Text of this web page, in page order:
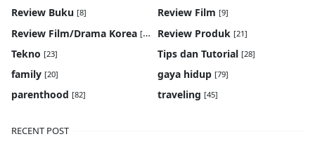
Review Buku [8] Review Film [9]
Review Film/Drama Korea [22] Review Produk [21]
Tekno [23] Tips dan Tutorial [28]
family [20] gaya hidup [79]
parenthood [82] traveling [45]
RECENT POST